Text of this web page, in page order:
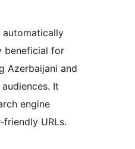
automatically
beneficial for
Azerbaijani and
It
engine
friendly URLs.